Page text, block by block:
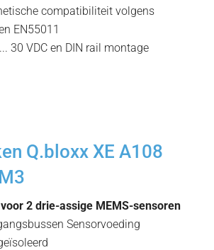
compatibiliteit volgens
EN55011
30 VDC en DIN rail montage
Q.bloxx XE A108
2 drie-assige MEMS-sensoren
Sensorvoeding